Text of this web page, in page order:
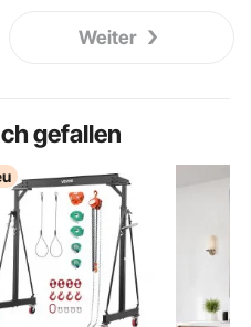
Weiter
gefallen